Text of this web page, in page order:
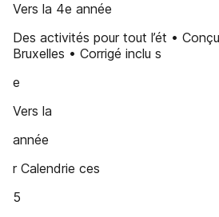
Vers la 4e année
Des activités pour tout l’ét •
Bruxelles • Corrigé inclu s
e
Vers la
année
r Calendrie ces
5